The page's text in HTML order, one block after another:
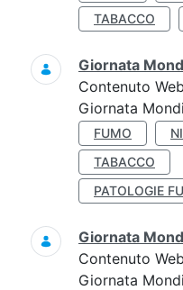
TABACCO
Giornata
Contenuto Web
Giornata
FUMO
TABACCO
PATOLOGIE
Giornata
Contenuto Web
Giornata